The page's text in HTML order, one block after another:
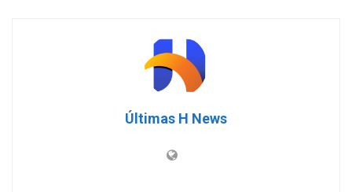
Últimas H News